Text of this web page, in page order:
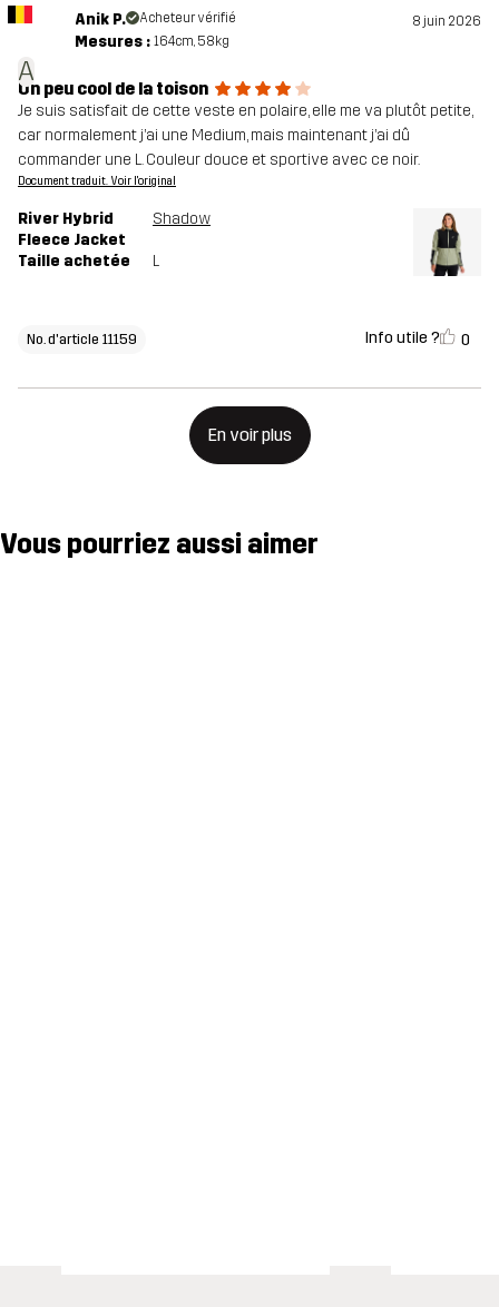
A
Anik P. Acheteur vérifié 8 juin 2026
Mesures : 164cm, 58kg
Un peu cool de la toison
Je suis satisfait de cette veste en polaire, elle me va plutôt petite,
car normalement j’ai une Medium, mais maintenant j’ai dû
commander une L. Couleur douce et sportive avec ce noir.
Document traduit. Voir l'original
River Hybrid
Fleece Jacket
Shadow
Taille achetée L
No. d'article 11159 Info utile ? 0
En voir plus
Vous pourriez aussi aimer